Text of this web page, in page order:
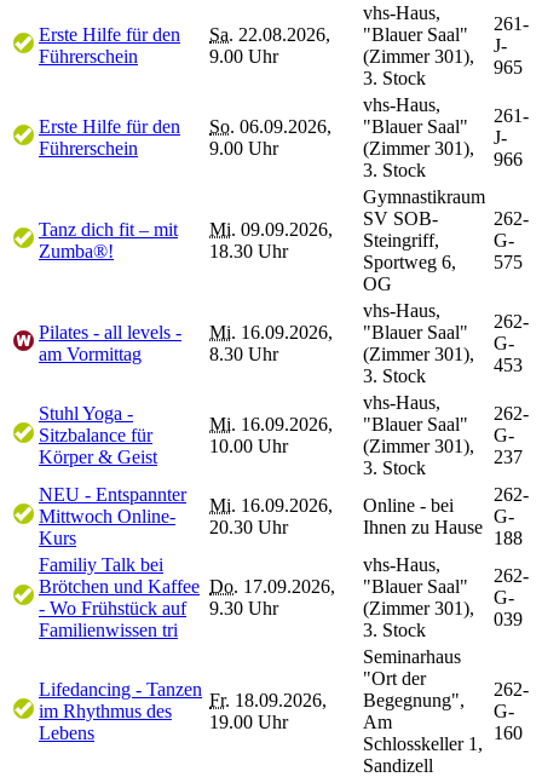
Erste Hilfe für den
Führerschein
Sa. 22.08.2026,
9.00 Uhr
vhs-Haus,
"Blauer Saal"
(Zimmer 301),
3. Stock
261-
J-
965
Erste Hilfe für den
Führerschein
So. 06.09.2026,
9.00 Uhr
vhs-Haus,
"Blauer Saal"
(Zimmer 301),
3. Stock
261-
J-
966
Tanz dich fit – mit
Zumba®!
Mi. 09.09.2026,
18.30 Uhr
Gymnastikraum
SV SOB-
Steingriff,
Sportweg 6,
OG
262-
G-
575
Pilates - all levels -
am Vormittag
Mi. 16.09.2026,
8.30 Uhr
vhs-Haus,
"Blauer Saal"
(Zimmer 301),
3. Stock
262-
G-
453
Stuhl Yoga -
Sitzbalance für
Körper & Geist
Mi. 16.09.2026,
10.00 Uhr
vhs-Haus,
"Blauer Saal"
(Zimmer 301),
3. Stock
262-
G-
237
NEU - Entspannter
Mittwoch Online-
Kurs
Mi. 16.09.2026,
20.30 Uhr
Online - bei
Ihnen zu Hause
262-
G-
188
Familiy Talk bei
Brötchen und Kaffee
- Wo Frühstück auf
Familienwissen tri
Do. 17.09.2026,
9.30 Uhr
vhs-Haus,
"Blauer Saal"
(Zimmer 301),
3. Stock
262-
G-
039
Lifedancing - Tanzen
im Rhythmus des
Lebens
Fr. 18.09.2026,
19.00 Uhr
Seminarhaus
"Ort der
Begegnung",
Am
Schlosskeller 1,
Sandizell
262-
G-
160